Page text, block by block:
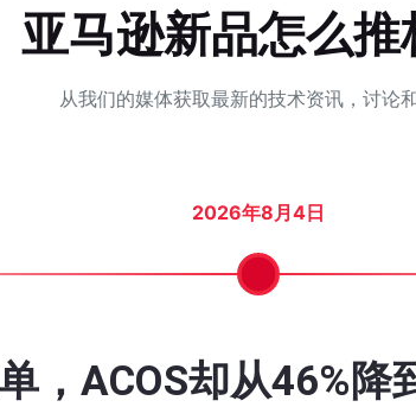
亚马逊新品怎么推
从我们的媒体获取最新的技术资讯，讨论
接如何靠Woot BD突
：大卖现在该规划的
个高频问题解答
？什么样的 Listing
到结款，全流程实操
逊卖家该重算 Q4 这
到 28%？怎么做到
符新规官方FAQ来
广告烧了几万刀，自
还在为变体管理头
亚马逊 Woot 秒杀到
Other Sellers on
两万评价却陷入瓶
Day 刚结束，
亚马逊
马逊 Alexa 购物助
WOOT 提报流程详
季单量上涨，利润
日销 30单到200单
马逊7.27标题75字
2026年8月3日